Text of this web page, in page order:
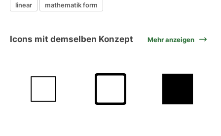
linear
mathematik form
Icons mit demselben Konzept Mehr anzeigen